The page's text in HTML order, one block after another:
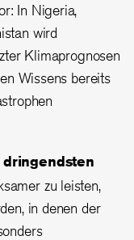
In Nigeria,
wird
Klimaprognosen
Wissens bereits
zu leisten,
in denen der